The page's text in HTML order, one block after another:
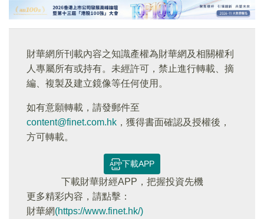
財華網所刊載內容之知識產權為財華網及相關權利
人專屬所有或持有。未經許可，禁止進行轉載、摘
編、複製及建立鏡像等任何使用。
如有意願轉載，請發郵件至
content@finet.com.hk ，獲得書面確認及授權後，
方可轉載。
下載APP
下載財華財經APP，把握投資先機
更多精彩内容，請點擊：
財華網(https://www.finet.hk/)